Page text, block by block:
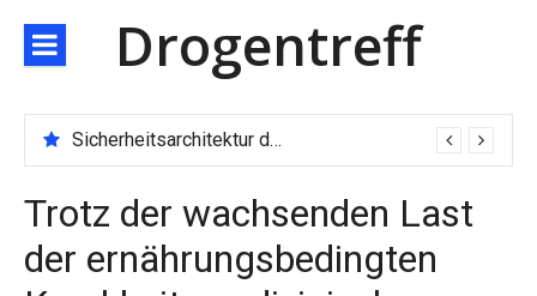
zum
Inhalt
Drogentreff
Sicherheitsarchitektur der nächsten Generation: JARXE kombiniert Multi-Wallet und MPC als Schutzschild für digitales Vertrauen
Trotz der wachsenden Last
der ernährungsbedingten